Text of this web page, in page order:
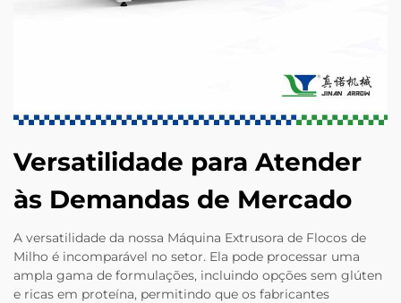
Versatilidade para Atender
às Demandas de Mercado
A versatilidade da nossa Máquina Extrusora de Flocos de
Milho é incomparável no setor. Ela pode processar uma
ampla gama de formulações, incluindo opções sem glúten
e ricas em proteína, permitindo que os fabricantes